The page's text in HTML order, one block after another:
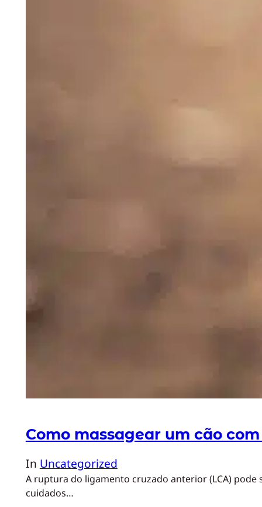
Como massagear um cão
In Uncategorized
A ruptura do ligamento cruzado anterior (LCA) pode
cuidados…